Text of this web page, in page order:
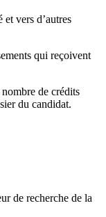
et vers d’autres
qui reçoivent
de crédits
du candidat.
de recherche de la